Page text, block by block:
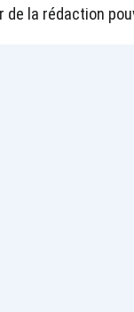
de la rédaction